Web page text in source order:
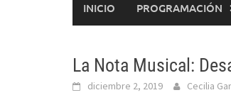
INICIO PROGRAMACIÓN
La Nota Musical:
diciembre 2, 2019 Cecilia